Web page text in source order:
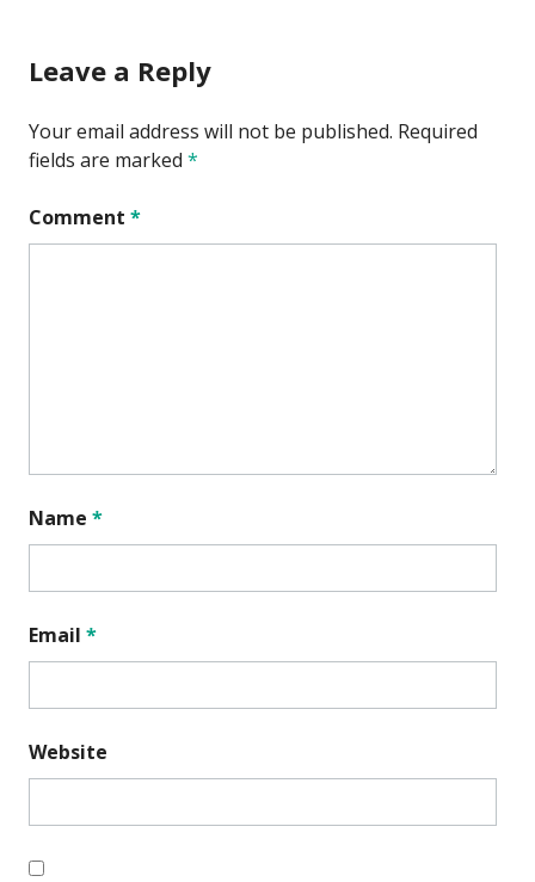
Leave a Reply
Your email address will not be published. Required
fields are marked *
Comment *
Name *
Email *
Website